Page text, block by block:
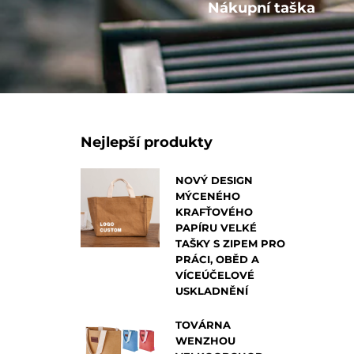
Ostatní Nákupní taška
Nejlepší produkty
NOVÝ DESIGN
MÝCENÉHO
KRAFŤOVÉHO
PAPÍRU VELKÉ
TAŠKY S ZIPEM PRO
PRÁCI, OBĚD A
VÍCEÚČELOVÉ
USKLADNĚNÍ
TOVÁRNA
WENZHOU